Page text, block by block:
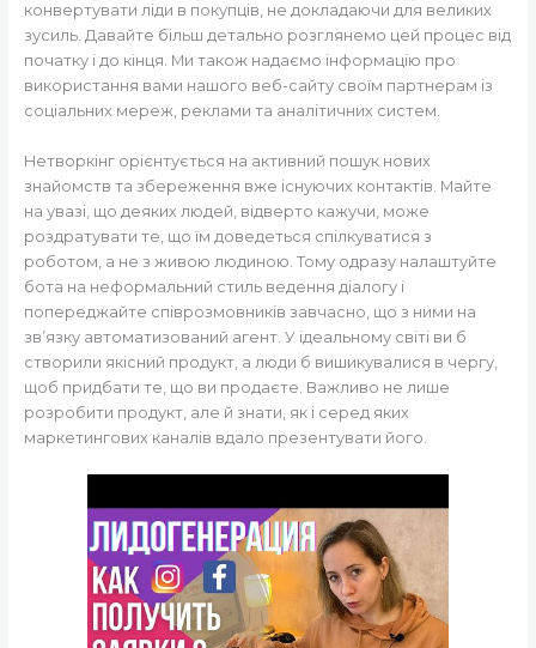
конвертувати ліди в покупців, не докладаючи для великих
зусиль. Давайте більш детально розглянемо цей процес від
початку і до кінця. Ми також надаємо інформацію про
використання вами нашого веб-сайту своїм партнерам із
соціальних мереж, реклами та аналітичних систем.
Нетворкінг орієнтується на активний пошук нових
знайомств та збереження вже існуючих контактів. Майте
на увазі, що деяких людей, відверто кажучи, може
роздратувати те, що їм доведеться спілкуватися з
роботом, а не з живою людиною. Тому одразу налаштуйте
бота на неформальний стиль ведення діалогу і
попереджайте співрозмовників завчасно, що з ними на
зв’язку автоматизований агент. У ідеальному світі ви б
створили якісний продукт, а люди б вишикувалися в чергу,
щоб придбати те, що ви продаєте. Важливо не лише
розробити продукт, але й знати, як і серед яких
маркетингових каналів вдало презентувати його.